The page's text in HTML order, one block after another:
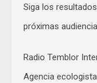
Siga los
próximas
Radio Temblor
Agencia